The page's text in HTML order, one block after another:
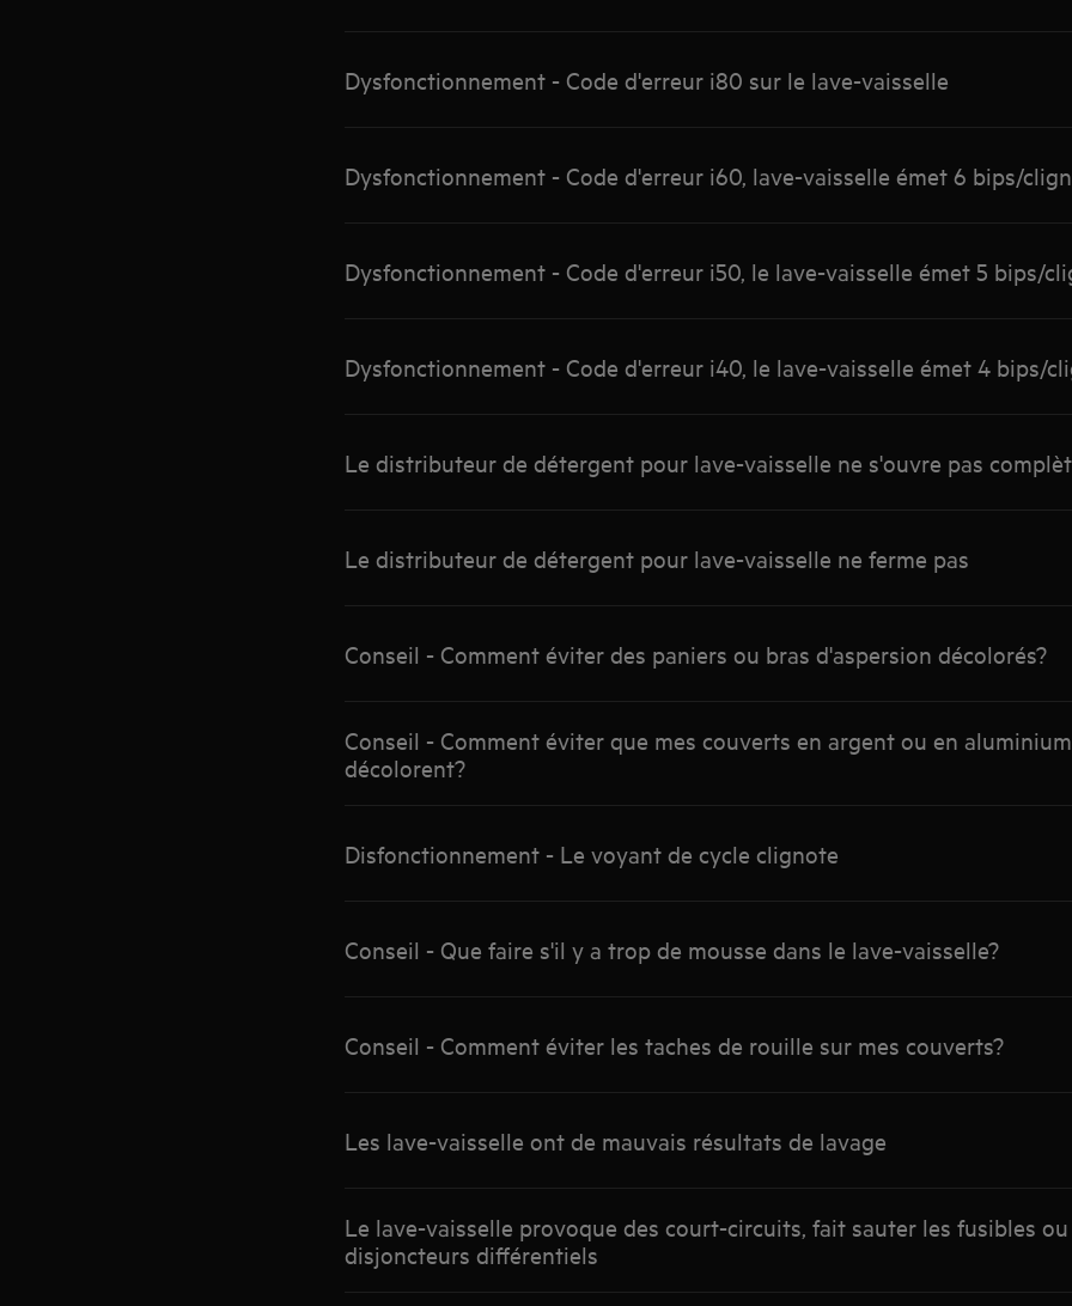
Dysfonctionnement - Code d'erreur i80 sur le lave-vaisselle
Dysfonctionnement - Code d'erreur i60, lave-vaisselle émet 6 bips/
Dysfonctionnement - Code d'erreur i50, le lave-vaisselle émet 5 bips/
Dysfonctionnement - Code d'erreur i40, le lave-vaisselle émet 4 bips/
Le distributeur de détergent pour lave-vaisselle ne s'ouvre pas
Le distributeur de détergent pour lave-vaisselle ne ferme pas
Conseil - Comment éviter des paniers ou bras d'aspersion décolorés?
Conseil - Comment éviter que mes couverts en argent ou en
décolorent?
Disfonctionnement - Le voyant de cycle clignote
Conseil - Que faire s'il y a trop de mousse dans le lave-vaisselle?
Conseil - Comment éviter les taches de rouille sur mes couverts?
Les lave-vaisselle ont de mauvais résultats de lavage
Le lave-vaisselle provoque des court-circuits, fait sauter les fusibles
disjoncteurs différentiels